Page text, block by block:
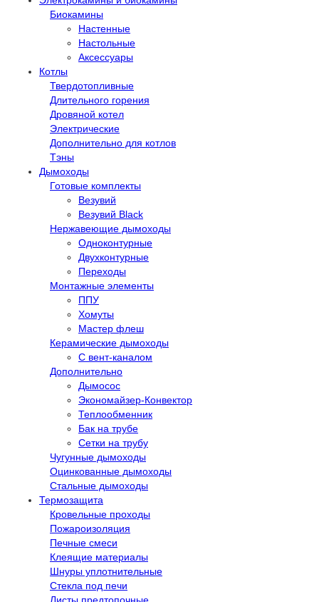
Биокамины
Настенные
Настольные
Аксессуары
Котлы
Твердотопливные
Длительного горения
Дровяной котел
Электрические
Дополнительно для котлов
Тэны
Дымоходы
Готовые комплекты
Везувий
Везувий Black
Нержавеющие дымоходы
Одноконтурные
Двухконтурные
Переходы
Монтажные элементы
ППУ
Хомуты
Мастер флеш
Керамические дымоходы
С вент-каналом
Дополнительно
Дымосос
Экономайзер-Конвектор
Теплообменник
Бак на трубе
Сетки на трубу
Чугунные дымоходы
Оцинкованные дымоходы
Стальные дымоходы
Термозащита
Кровельные проходы
Пожароизоляция
Печные смеси
Клеящие материалы
Шнуры уплотнительные
Стекла под печи